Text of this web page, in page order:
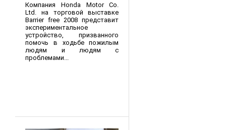
Компания Honda Motor Co.
Ltd. на торговой выставке
Barrier free 2008 представит
экспериментальное
устройство, призванного
помочь в ходьбе пожилым
людям и людям с
проблемами...